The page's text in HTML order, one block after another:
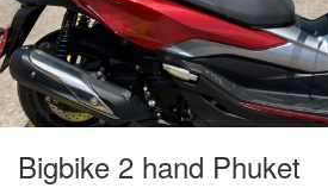
Bigbike 2 hand Phuket